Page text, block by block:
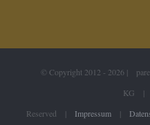
© Copyright 2012 - 2026 |
KG |
Reserved | Impressum|